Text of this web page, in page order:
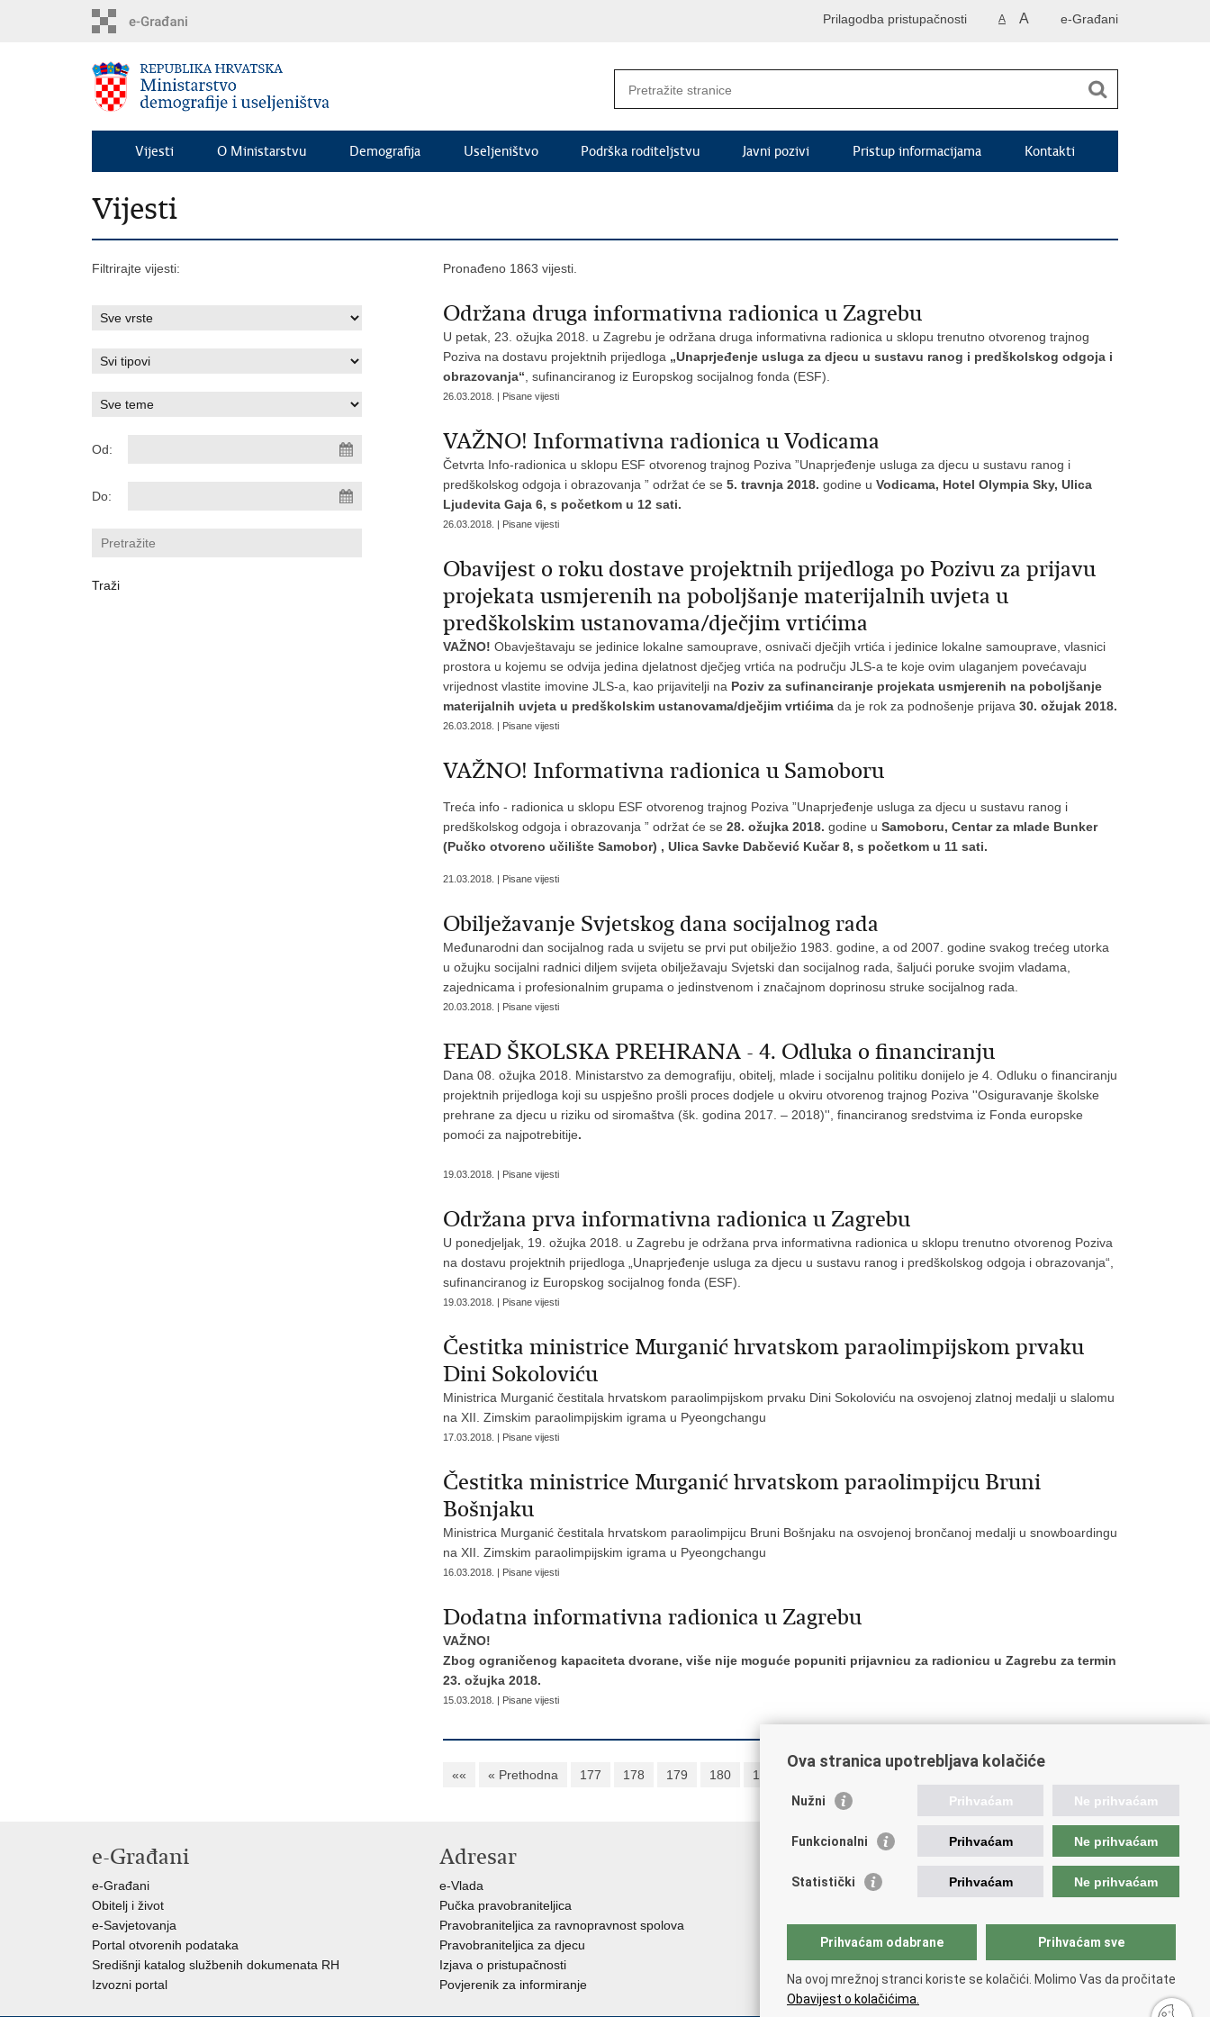
e-Građani
A A
Prilagodba pristupačnosti
Vijesti O Ministarstvu Demografija Useljeništvo Podrška roditeljstvu Javni pozivi Pristup informacijama Kontakti
Vijesti
Filtrirajte vijesti:
Od:
Do:
Pronađeno 1863 vijesti.
Održana druga informativna radionica u Zagrebu
U petak, 23. ožujka 2018. u Zagrebu je održana druga informativna radionica u sklopu trenutno otvorenog trajnog
Poziva na dostavu projektnih prijedloga „Unaprjeđenje usluga za djecu u sustavu ranog i predškolskog odgoja i
obrazovanja“ , sufinanciranog iz Europskog socijalnog fonda (ESF).
26.03.2018. | Pisane vijesti
VAŽNO! Informativna radionica u Vodicama
Četvrta Info-radionica u sklopu ESF otvorenog trajnog Poziva ”Unaprjeđenje usluga za djecu u sustavu ranog i
predškolskog odgoja i obrazovanja ” održat će se 5. travnja 2018. godine u Vodicama, Hotel Olympia Sky, Ulica
Ljudevita Gaja 6, s početkom u 12 sati.
26.03.2018. | Pisane vijesti
Obavijest o roku dostave projektnih prijedloga po Pozivu za prijavu
projekata usmjerenih na poboljšanje materijalnih uvjeta u
predškolskim ustanovama/dječjim vrtićima
VAŽNO! Obavještavaju se jedinice lokalne samouprave, osnivači dječjih vrtića i jedinice lokalne samouprave, vlasnici
prostora u kojemu se odvija jedina djelatnost dječjeg vrtića na području JLS-a te koje ovim ulaganjem povećavaju
vrijednost vlastite imovine JLS-a, kao prijavitelji na Poziv za sufinanciranje projekata usmjerenih na poboljšanje
materijalnih uvjeta u predškolskim ustanovama/dječjim vrtićima da je rok za podnošenje prijava 30. ožujak 2018.
26.03.2018. | Pisane vijesti
VAŽNO! Informativna radionica u Samoboru
Treća info - radionica u sklopu ESF otvorenog trajnog Poziva ”Unaprjeđenje usluga za djecu u sustavu ranog i
predškolskog odgoja i obrazovanja ” održat će se 28. ožujka 2018. godine u Samoboru, Centar za mlade Bunker
(Pučko otvoreno učilište Samobor) , Ulica Savke Dabčević Kučar 8, s početkom u 11 sati.
21.03.2018. | Pisane vijesti
Obilježavanje Svjetskog dana socijalnog rada
Međunarodni dan socijalnog rada u svijetu se prvi put obilježio 1983. godine, a od 2007. godine svakog trećeg utorka
u ožujku socijalni radnici diljem svijeta obilježavaju Svjetski dan socijalnog rada, šaljući poruke svojim vladama,
zajednicama i profesionalnim grupama o jedinstvenom i značajnom doprinosu struke socijalnog rada.
20.03.2018. | Pisane vijesti
FEAD ŠKOLSKA PREHRANA - 4. Odluka o financiranju
Dana 08. ožujka 2018. Ministarstvo za demografiju, obitelj, mlade i socijalnu politiku donijelo je 4. Odluku o financiranju
projektnih prijedloga koji su uspješno prošli proces dodjele u okviru otvorenog trajnog Poziva ''Osiguravanje školske
prehrane za djecu u riziku od siromaštva (šk. godina 2017. – 2018)'', financiranog sredstvima iz Fonda europske
pomoći za najpotrebitije.
19.03.2018. | Pisane vijesti
Održana prva informativna radionica u Zagrebu
U ponedjeljak, 19. ožujka 2018. u Zagrebu je održana prva informativna radionica u sklopu trenutno otvorenog Poziva
na dostavu projektnih prijedloga „Unaprjeđenje usluga za djecu u sustavu ranog i predškolskog odgoja i obrazovanja“,
sufinanciranog iz Europskog socijalnog fonda (ESF).
19.03.2018. | Pisane vijesti
Čestitka ministrice Murganić hrvatskom paraolimpijskom prvaku
Dini Sokoloviću
Ministrica Murganić čestitala hrvatskom paraolimpijskom prvaku Dini Sokoloviću na osvojenoj zlatnoj medalji u slalomu
na XII. Zimskim paraolimpijskim igrama u Pyeongchangu
17.03.2018. | Pisane vijesti
Čestitka ministrice Murganić hrvatskom paraolimpijcu Bruni
Bošnjaku
Ministrica Murganić čestitala hrvatskom paraolimpijcu Bruni Bošnjaku na osvojenoj brončanoj medalji u snowboardingu
na XII. Zimskim paraolimpijskim igrama u Pyeongchangu
16.03.2018. | Pisane vijesti
Dodatna informativna radionica u Zagrebu
VAŽNO!
Zbog ograničenog kapaciteta dvorane, više nije moguće popuniti prijavnicu za radionicu u Zagrebu za termin
23. ožujka 2018.
15.03.2018. | Pisane vijesti
«« « Prethodna 177 178 179 180 181 184
e-Građani
e-Građani
Obitelj i život
e-Savjetovanja
Portal otvorenih podataka
Središnji katalog službenih dokumenata RH
Izvozni portal
Adresar
e-Vlada
Pučka pravobraniteljica
Pravobraniteljica za ravnopravnost spolova
Pravobraniteljica za djecu
Izjava o pristupačnosti
Povjerenik za informiranje
Korisne poveznice
Vlada RH
Središnji državni ured za Hrvate izvan Republike Hrvatske
Državni zavod za statistiku
Agencija za pravni promet i posredovanje nekretninama
Nacionalni plan oporavka i otpornosti
Ova stranica upotrebljava kolačiće
Nužni Prihvaćam Ne prihvaćam
Funkcionalni Prihvaćam Ne prihvaćam
Statistički Prihvaćam Ne prihvaćam
Prihvaćam odabrane Prihvaćam sve
Na ovoj mrežnoj stranci koriste se kolačići. Molimo Vas da pročitate
Obavijest o kolačićima.